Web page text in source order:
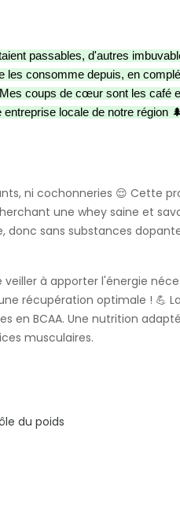
passables, d'autres
les consomme depuis, en
coups de cœur sont les café
locale de notre région 🌲
ni cochonneries 😌 Cette
une whey saine et
sans substances
à apporter l'énergie
récupération optimale ! 💪
BCAA. Une nutrition
musculaires.
du poids